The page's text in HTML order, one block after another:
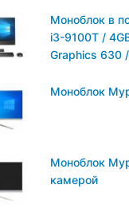
Моноблок в
i3-9100T /
Graphics 630
Моноблок
Моноблок
камерой